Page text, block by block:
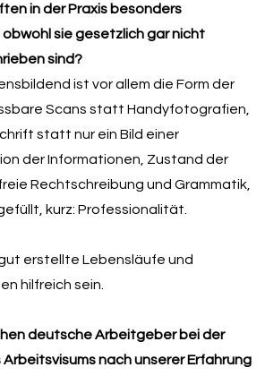
in der Praxis besonders
sie gesetzlich gar nicht
sind?
ist vor allem die Form der
Scans statt Handyfotografien,
statt nur ein Bild einer
der Informationen, Zustand der
Rechtschreibung und Grammatik,
kurz: Professionalität.
erstellte Lebensläufe und
hilfreich sein.
deutsche Arbeitgeber bei der
nach unserer Erfahrung